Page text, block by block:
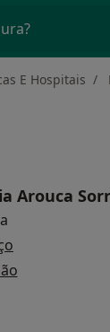
E Hospitais
Arouca